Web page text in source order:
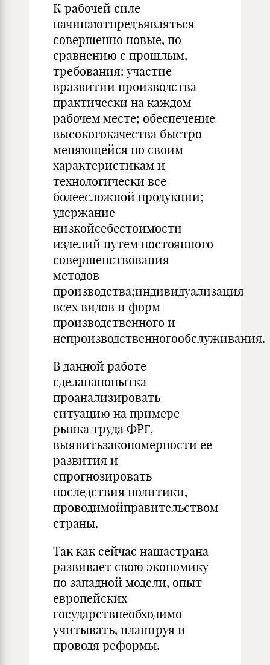
К рабочей силе
начинаютпредъявляться
совершенно новые, по
сравнению с прошлым,
требования: участие
вразвитии производства
практически на каждом
рабочем месте; обеспечение
высокогокачества быстро
меняющейся по своим
характеристикам и
технологически все
болеесложной продукции;
удержание
низкойсебестоимости
изделий путем постоянного
совершенствования
методов
производства;индивидуализация
всех видов и форм
производственного и
непроизводственногообслуживания.
В данной работе
сделанапопытка
проанализировать
ситуацию на примере
рынка труда ФРГ,
выявитьзакономерности ее
развития и
спрогнозировать
последствия политики,
проводимойправительством
страны.
Так как сейчас нашастрана
развивает свою экономику
по западной модели, опыт
европейских
государствнеобходимо
учитывать, планируя и
проводя реформы.